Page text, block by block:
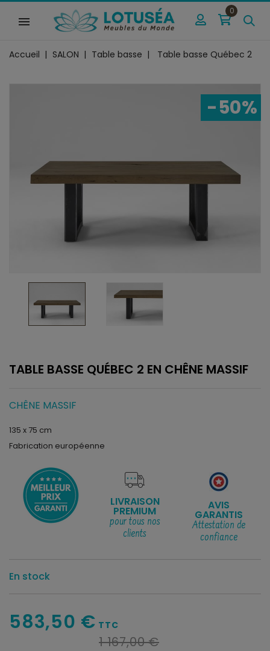
0
Accueil SALON Table basse Table basse Québec 2
-50%
TABLE BASSE QUÉBEC 2 EN CHÊNE MASSIF
CHÊNE MASSIF
135 x 75 cm
Fabrication européenne
LIVRAISON
PREMIUM
pour tous nos
clients
AVIS
GARANTIS
Attestation de
confiance
En stock
583,50 € TTC
1 167,00 €